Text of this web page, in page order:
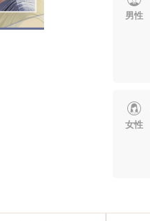
男性
女性